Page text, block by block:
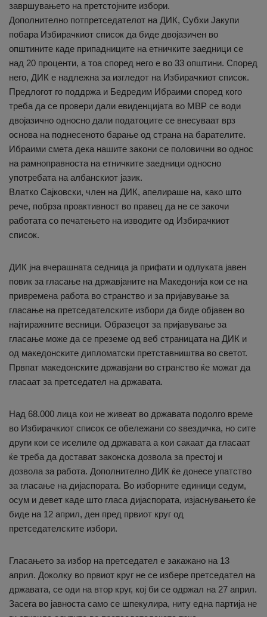
завршувањето на претстојните избори.
Дополнително потпретседателот на ДИК, Субхи Јакупи
побара Избирачкиот список да биде двојазичен во
општините каде припадниците на етничките заедници се
над 20 проценти, а тоа според него е во 33 општини. Според
него, ДИК е надлежна за изгледот на Избирачкиот список.
Предлогот го поддржа и Бедредим Ибраими според кого
треба да се провери дали евиденцијата во МВР се води
двојазично односно дали податоците се внесуваат врз
основа на поднесеното барање од страна на барателите.
Ибраими смета дека нашите закони се половични во однос
на рамноправноста на етничките заедници односно
употребата на албанскиот јазик.
Влатко Сајковски, член на ДИК, апелираше на, како што
рече, побрза проактивност во правец да не се закочи
работата со печатењето на изводите од Избирачкиот
список.
ДИК јна вчерашната седница ја прифати и одлуката јавен
повик за гласање на државјаните на Македонија кои се на
привремена работа во странство и за пријавување за
гласање на претседателските избори да биде објавен во
најтиражните весници. Образецот за пријавување за
гласање може да се преземе од веб страницата на ДИК и
од македонските дипломатски претставништва во светот.
Првпат македонските државјани во странство ќе можат да
гласаат за претседател на државата.
Над 68.000 лица кои не живеат во државата подолго време
во Избирачкиот список се обележани со ѕвездичка, но сите
други кои се иселиле од државата а кои сакаат да гласаат
ќе треба да достават законска дозвола за престој и
дозвола за работа. Дополнително ДИК ќе донесе упатство
за гласање на дијаспората. Во изборните единици седум,
осум и девет каде што гласа дијаспората, изјаснувањето ќе
биде на 12 април, ден пред првиот круг од
претседателските избори.
Гласањето за избор на претседател е закажано на 13
април. Доколку во првиот круг не се избере претседател на
државата, се оди на втор круг, кој би се одржал на 27 април.
Засега во јавноста само се шпекулира, ниту една партија не